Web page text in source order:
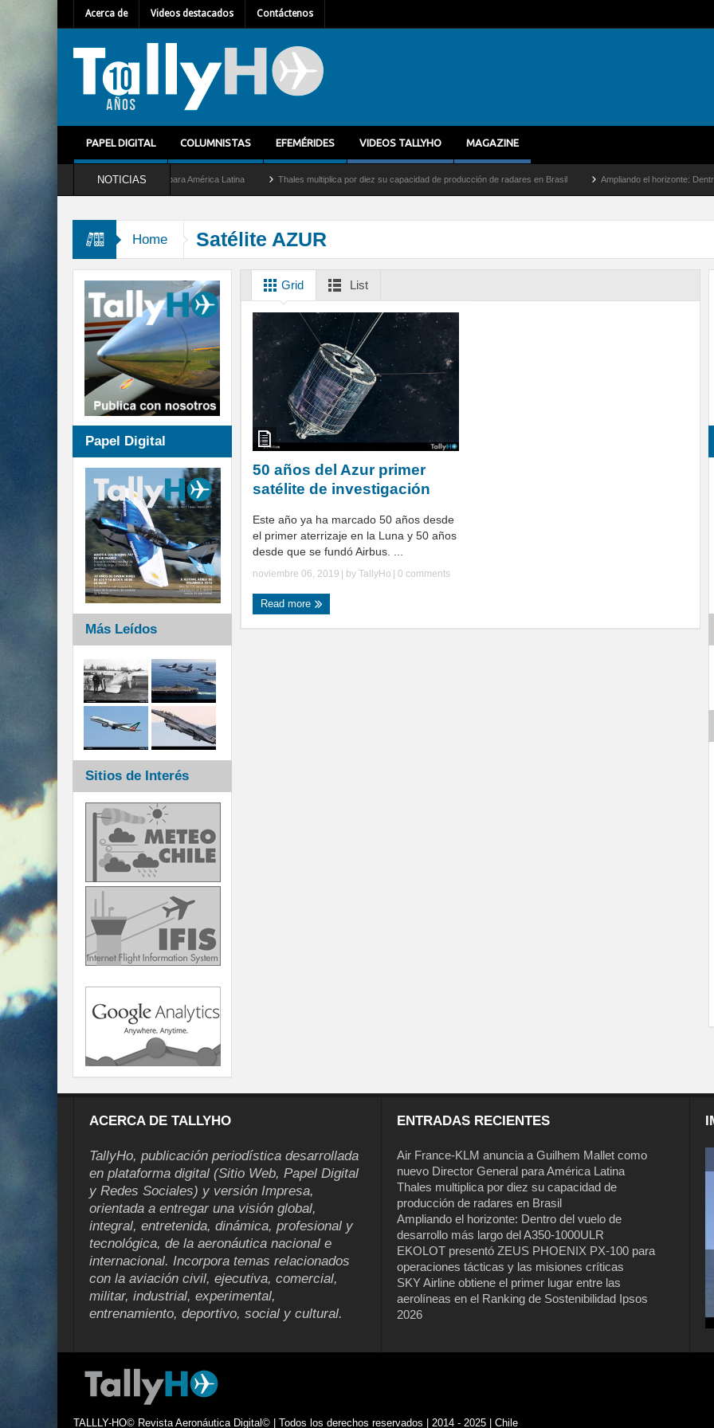
Acerca de Videos destacados Contáctenos
PAPEL DIGITAL COLUMNISTAS EFEMÉRIDES VIDEOS TALLYHO MAGAZINE
NOTICIAS
como nuevo Director General para América Latina Thales multiplica por diez su capacidad de producción de radares en Brasil Ampliando el horizonte: Dentro del
Home Satélite AZUR
Grid List
50 años del Azur primer
satélite de investigación
Este año ya ha marcado 50 años desde
el primer aterrizaje en la Luna y 50 años
desde que se fundó Airbus. ...
noviembre 06, 2019 | by TallyHo 0 comments
Read more
Papel Digital
Más Leídos
Sitios de Interés
ACERCA DE TALLYHO
TallyHo, publicación periodística desarrollada
en plataforma digital (Sitio Web, Papel Digital
y Redes Sociales) y versión Impresa,
orientada a entregar una visión global,
integral, entretenida, dinámica, profesional y
tecnológica, de la aeronáutica nacional e
internacional. Incorpora temas relacionados
con la aviación civil, ejecutiva, comercial,
militar, industrial, experimental,
entrenamiento, deportivo, social y cultural.
ENTRADAS RECIENTES
Air France-KLM anuncia a Guilhem Mallet como
nuevo Director General para América Latina
Thales multiplica por diez su capacidad de
producción de radares en Brasil
Ampliando el horizonte: Dentro del vuelo de
desarrollo más largo del A350-1000ULR
EKOLOT presentó ZEUS PHOENIX PX-100 para
operaciones tácticas y las misiones críticas
SKY Airline obtiene el primer lugar entre las
aerolíneas en el Ranking de Sostenibilidad Ipsos
2026
Air France-KLM anuncia a Guilhem
Mallet como nuevo Director General
para América Latina
TALLLY-HO© Revista Aeronáutica Digital© | Todos los derechos reservados | 2014 - 2025 | Chile